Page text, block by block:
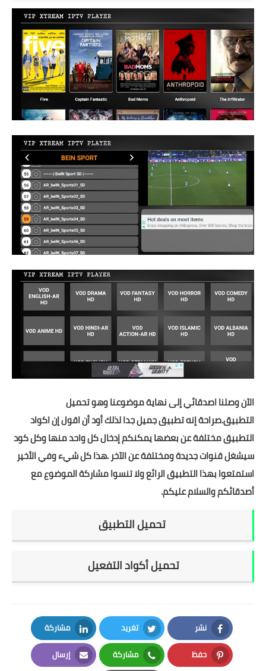
الآن وصلنا اصدقائي إلى نهاية موضوعنا وهو تحميل
التطبيق.صراحة إنه تطبيق جميل جدا لذلك أود أن اقول إن اكواد
التطبيق مختلفة عن بعضها يمكنكم إدخال كل واحد منها وكل كود
سيشغل قنوات جديدة ومختلفة عن الآخر .هذا كل شيء وفي الأخير
استمتعوا بهذا التطبيق الرائع ولا تنسوا مشاركة الموضوع مع
أصدقائكم والسلام عليكم.
تحميل التطبيق
تحميلأكواد التفعيل
نشر
Facebook
تغريد
Twitter
مشاركة
LinkedIn
حفظ مشاركة إرسال